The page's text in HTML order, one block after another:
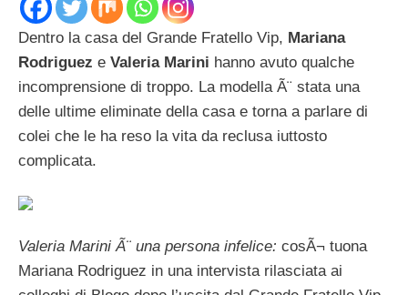
Dentro la casa del Grande Fratello Vip, Mariana
Rodriguez e Valeria Marini hanno avuto qualche
incomprensione di troppo. La modella Ã¨ stata una
delle ultime eliminate della casa e torna a parlare di
colei che le ha reso la vita da reclusa iuttosto
complicata.
Valeria Marini Ã¨ una persona infelice: cosÃ¬ tuona
Mariana Rodriguez in una intervista rilasciata ai